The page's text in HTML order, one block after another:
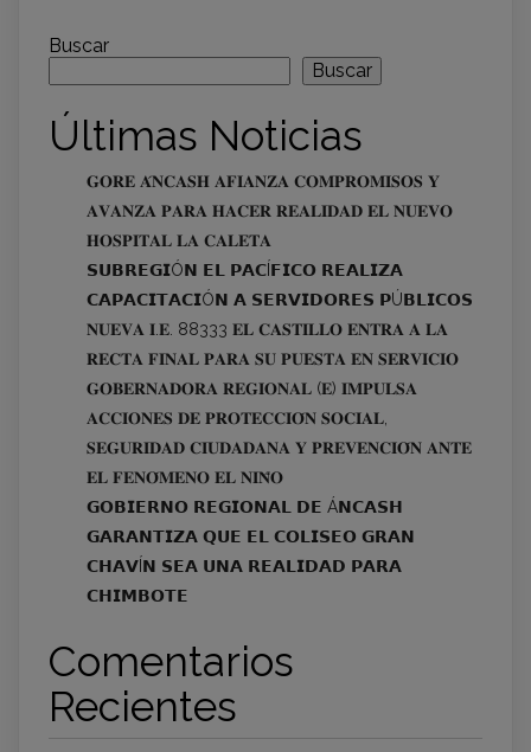
Buscar
Buscar
Últimas Noticias
𝐆𝐎𝐑𝐄 𝐀́𝐍𝐂𝐀𝐒𝐇 𝐀𝐅𝐈𝐀𝐍𝐙𝐀 𝐂𝐎𝐌𝐏𝐑𝐎𝐌𝐈𝐒𝐎𝐒 𝐘
𝐀𝐕𝐀𝐍𝐙𝐀 𝐏𝐀𝐑𝐀 𝐇𝐀𝐂𝐄𝐑 𝐑𝐄𝐀𝐋𝐈𝐃𝐀𝐃 𝐄𝐋 𝐍𝐔𝐄𝐕𝐎
𝐇𝐎𝐒𝐏𝐈𝐓𝐀𝐋 𝐋𝐀 𝐂𝐀𝐋𝐄𝐓𝐀
𝗦𝗨𝗕𝗥𝗘𝗚𝗜Ó𝗡 𝗘𝗟 𝗣𝗔𝗖Í𝗙𝗜𝗖𝗢 𝗥𝗘𝗔𝗟𝗜𝗭𝗔
𝗖𝗔𝗣𝗔𝗖𝗜𝗧𝗔𝗖𝗜Ó𝗡 𝗔 𝗦𝗘𝗥𝗩𝗜𝗗𝗢𝗥𝗘𝗦 𝗣Ú𝗕𝗟𝗜𝗖𝗢𝗦
𝐍𝐔𝐄𝐕𝐀 𝐈.𝐄. 88333 𝐄𝐋 𝐂𝐀𝐒𝐓𝐈𝐋𝐋𝐎 𝐄𝐍𝐓𝐑𝐀 𝐀 𝐋𝐀
𝐑𝐄𝐂𝐓𝐀 𝐅𝐈𝐍𝐀𝐋 𝐏𝐀𝐑𝐀 𝐒𝐔 𝐏𝐔𝐄𝐒𝐓𝐀 𝐄𝐍 𝐒𝐄𝐑𝐕𝐈𝐂𝐈𝐎
𝐆𝐎𝐁𝐄𝐑𝐍𝐀𝐃𝐎𝐑𝐀 𝐑𝐄𝐆𝐈𝐎𝐍𝐀𝐋 (𝐄) 𝐈𝐌𝐏𝐔𝐋𝐒𝐀
𝐀𝐂𝐂𝐈𝐎𝐍𝐄𝐒 𝐃𝐄 𝐏𝐑𝐎𝐓𝐄𝐂𝐂𝐈𝐎́𝐍 𝐒𝐎𝐂𝐈𝐀𝐋,
𝐒𝐄𝐆𝐔𝐑𝐈𝐃𝐀𝐃 𝐂𝐈𝐔𝐃𝐀𝐃𝐀𝐍𝐀 𝐘 𝐏𝐑𝐄𝐕𝐄𝐍𝐂𝐈𝐎́𝐍 𝐀𝐍𝐓𝐄
𝐄𝐋 𝐅𝐄𝐍𝐎́𝐌𝐄𝐍𝐎 𝐄𝐋 𝐍𝐈𝐍̃𝐎
𝗚𝗢𝗕𝗜𝗘𝗥𝗡𝗢 𝗥𝗘𝗚𝗜𝗢𝗡𝗔𝗟 𝗗𝗘 Á𝗡𝗖𝗔𝗦𝗛
𝗚𝗔𝗥𝗔𝗡𝗧𝗜𝗭𝗔 𝗤𝗨𝗘 𝗘𝗟 𝗖𝗢𝗟𝗜𝗦𝗘𝗢 𝗚𝗥𝗔𝗡
𝗖𝗛𝗔𝗩Í𝗡 𝗦𝗘𝗔 𝗨𝗡𝗔 𝗥𝗘𝗔𝗟𝗜𝗗𝗔𝗗 𝗣𝗔𝗥𝗔
𝗖𝗛𝗜𝗠𝗕𝗢𝗧𝗘
Comentarios
Recientes